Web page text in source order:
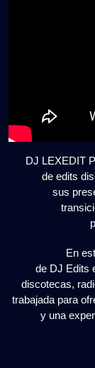
DJ LEXEDIT
de edits
sus
En
de DJ Edits
discotecas,
trabajada para
y una